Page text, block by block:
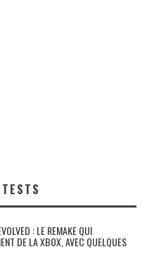
: LE REMAKE QUI
DE LA XBOX, AVEC QUELQUES